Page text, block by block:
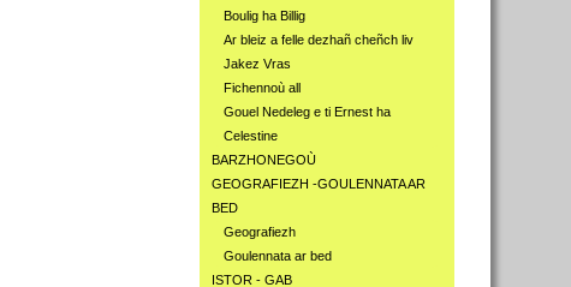
Boulig ha Billig
Ar bleiz a felle dezhañ cheñch liv
Jakez Vras
Fichennoù all
Gouel Nedeleg e ti Ernest ha
Celestine
BARZHONEGOÙ
GEOGRAFIEZH -GOULENNATA AR
BED
Geografiezh
Goulennata ar bed
ISTOR - GAB